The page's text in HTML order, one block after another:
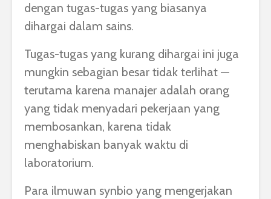
dengan tugas-tugas yang biasanya
dihargai dalam sains.
Tugas-tugas yang kurang dihargai ini juga
mungkin sebagian besar tidak terlihat —
terutama karena manajer adalah orang
yang tidak menyadari pekerjaan yang
membosankan, karena tidak
menghabiskan banyak waktu di
laboratorium.
Para ilmuwan synbio yang mengerjakan